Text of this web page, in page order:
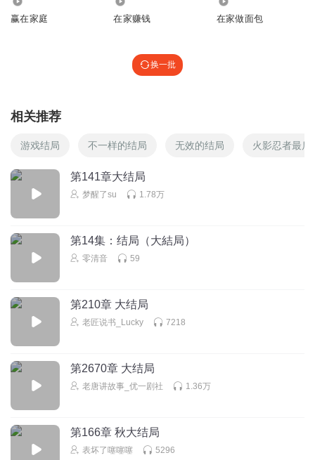
赢在家庭 在家赚钱 在家做面包
换一批
相关推荐
游戏结局 不一样的结局 无效的结局 火影忍者最后
第141章大结局
梦醒了su 1.78万
第14集：结局（大結局）
零清音 59
第210章 大结局
老匠说书_Lucky 7218
第2670章 大结局
老唐讲故事_优一剧社 1.36万
第166章 秋大结局
表坏了噻噻噻 5296